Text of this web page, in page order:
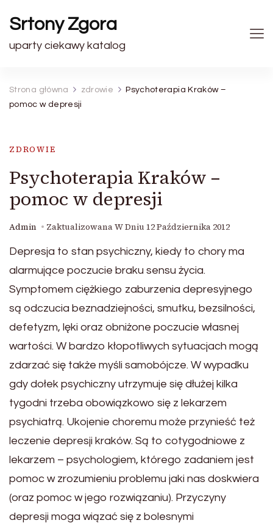
Srtony Zgora
uparty ciekawy katalog
Strona główna zdrowie
Psychoterapia Kraków –
pomoc w depresji
ZDROWIE
Psychoterapia Kraków –
pomoc w depresji
Admin Zaktualizowana W Dniu 12 Października 2012
Depresja to stan psychiczny, kiedy to chory ma
alarmujące poczucie braku sensu życia.
Symptomem ciężkiego zaburzenia depresyjnego
są odczucia beznadziejności, smutku, bezsilności,
defetyzm, lęki oraz obniżone poczucie własnej
wartości. W bardzo kłopotliwych sytuacjach mogą
zdarzać się także myśli samobójcze. W wypadku
gdy dołek psychiczny utrzymuje się dłużej kilka
tygodni trzeba obowiązkowo się z lekarzem
psychiatrą. Ukojenie choremu może przynieść też
leczenie depresji kraków. Są to cotygodniowe z
lekarzem – psychologiem, którego zadaniem jest
pomoc w zrozumieniu problemu jaki nas doskwiera
(oraz pomoc w jego rozwiązaniu). Przyczyny
depresji moga wiązać się z bolesnymi